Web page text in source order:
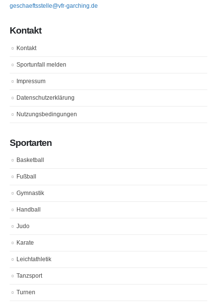
geschaeftsstelle@vfr-garching.de
Kontakt
Kontakt
Sportunfall melden
Impressum
Datenschutzerklärung
Nutzungsbedingungen
Sportarten
Basketball
Fußball
Gymnastik
Handball
Judo
Karate
Leichtathletik
Tanzsport
Turnen